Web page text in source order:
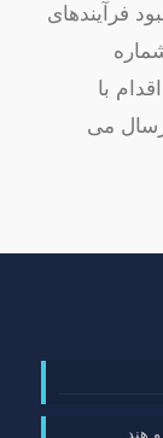
فرآیندهای
10‏/98) جهت اقدام با
می
هند